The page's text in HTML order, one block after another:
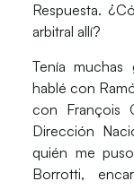
Respuesta.
arbitral allí?
Tenía muchas
hablé con
con François
Dirección
quién me
Borrotti,